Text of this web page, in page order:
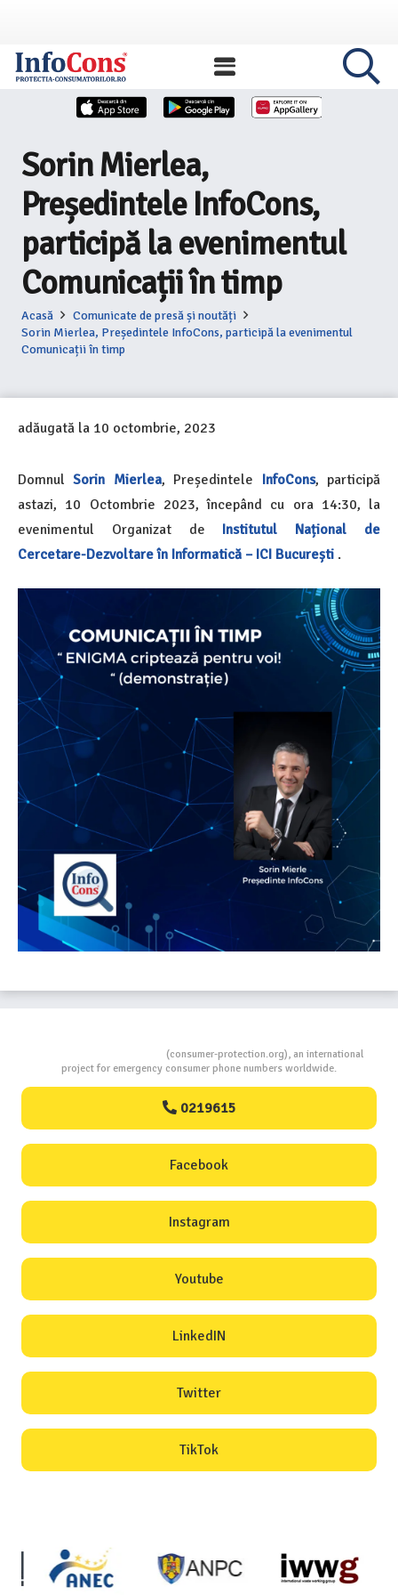
Sorin Mierlea,
Președintele InfoCons,
participă la evenimentul
Comunicații în timp
Acasă
Comunicate de presă și noutăți
Sorin Mierlea, Președintele InfoCons, participă la evenimentul
Comunicații în timp
adăugată la 10 octombrie, 2023
DomnulSorin Mierlea, Președintele InfoCons, participă
astazi, 10 Octombrie 2023, începând cu ora 14:30, la
evenimentul Organizat de Institutul Național de
Cercetare-Dezvoltare în Informatică – ICI București .
(consumer-protection.org), an international
project for emergency consumer phone numbers worldwide.
0219615
Facebook
Instagram
Youtube
LinkedIN
Twitter
TikTok